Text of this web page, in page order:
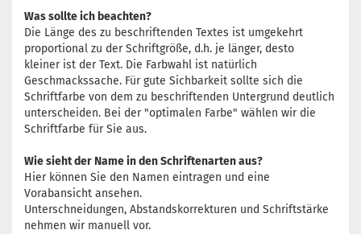
Was sollte ich beachten?
Die Länge des zu beschriftenden Textes ist umgekehrt
proportional zu der Schriftgröße, d.h. je länger, desto
kleiner ist der Text. Die Farbwahl ist natürlich
Geschmackssache. Für gute Sichbarkeit sollte sich die
Schriftfarbe von dem zu beschriftenden Untergrund deutlich
unterscheiden. Bei der "optimalen Farbe" wählen wir die
Schriftfarbe für Sie aus.
Wie sieht der Name in den Schriftenarten aus?
Hier können Sie den Namen eintragen und eine
Vorabansicht ansehen.
Unterschneidungen, Abstandskorrekturen und Schriftstärke
nehmen wir manuell vor.